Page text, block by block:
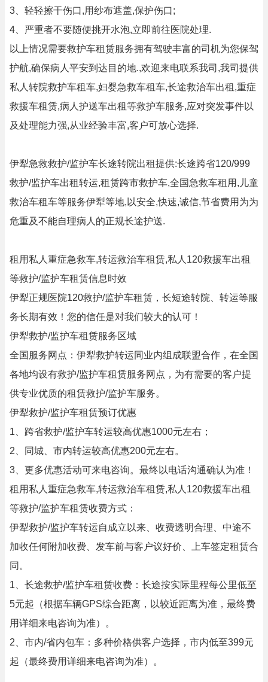
3、轻轻擦干伤口,用纱布遮盖,保护伤口;
4、严重者不要随便挑开水泡,立即前往医院处理.
以上情况需要救护车租赁服务拥有驾驶丰富的司机为您保驾
护航,确保病人平安到达目的地.,欢迎来电联系我司,我司提供
私人转院救护车租车,妇婴急救车租车,长途救治车出租,重症
救援车租赁,病人护送车出租等救护车服务,应对突发事件以
及处理能力强,从业经验丰富,客户可放心选择.
伊犁急救救护/监护车长途转院出租提供:长途跨省120/999
救护/监护车出租转运,租赁跨市救护车,全国急救车租用,儿童
救治车租车等服务伊犁等地,以安全,快速,诚信,节省费用为为
危重及不能自理病人的正规长途护送.
租用私人重症急救车,转运救治车租赁,私人120救援车出租
等救护/监护车租赁信息时效
伊犁正规医院120救护/监护车租赁，长短途转院、转运等服
务长期有效！您的信任是对我们较大的认可！
伊犁救护/监护车租赁服务区域
全国服务网点：伊犁救护转运同业内组成联盟合作，在全国
各地均设有救护/监护车租赁服务网点，为有需要的客户提
供专业优质的租赁救护/监护车服务。
伊犁救护/监护车租赁预订优惠
1、跨省救护/监护车转运较高优惠1000元左右；
2、同城、市内转运较高优惠200元左右。
3、更多优惠活动可来电咨询。最终以电话沟通确认为准！
租用私人重症急救车,转运救治车租赁,私人120救援车出租
等救护/监护车租赁收费方式：
伊犁救护/监护车转运自成立以来、收费透明合理、中途不
加收任何附加收费、发车前与客户议好价、上车签定租赁合
同。
1、长途救护/监护车租赁收费：长途按实际里程每公里低至
5元起（根据车辆GPS综合距离，以较近距离为准，最终费
用详细来电咨询为准）。
2、市内/省内包车：多种价格供客户选择，市内低至399元
起（最终费用详细来电咨询为准）。